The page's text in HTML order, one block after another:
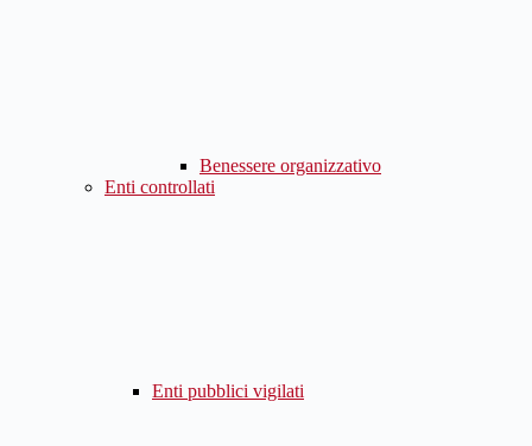
Benessere organizzativo
Enti controllati
Enti pubblici vigilati